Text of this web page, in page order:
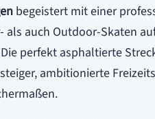
begeistert mit einer
als auch Outdoor-Skaten
perfekt asphaltierte
ambitionierte